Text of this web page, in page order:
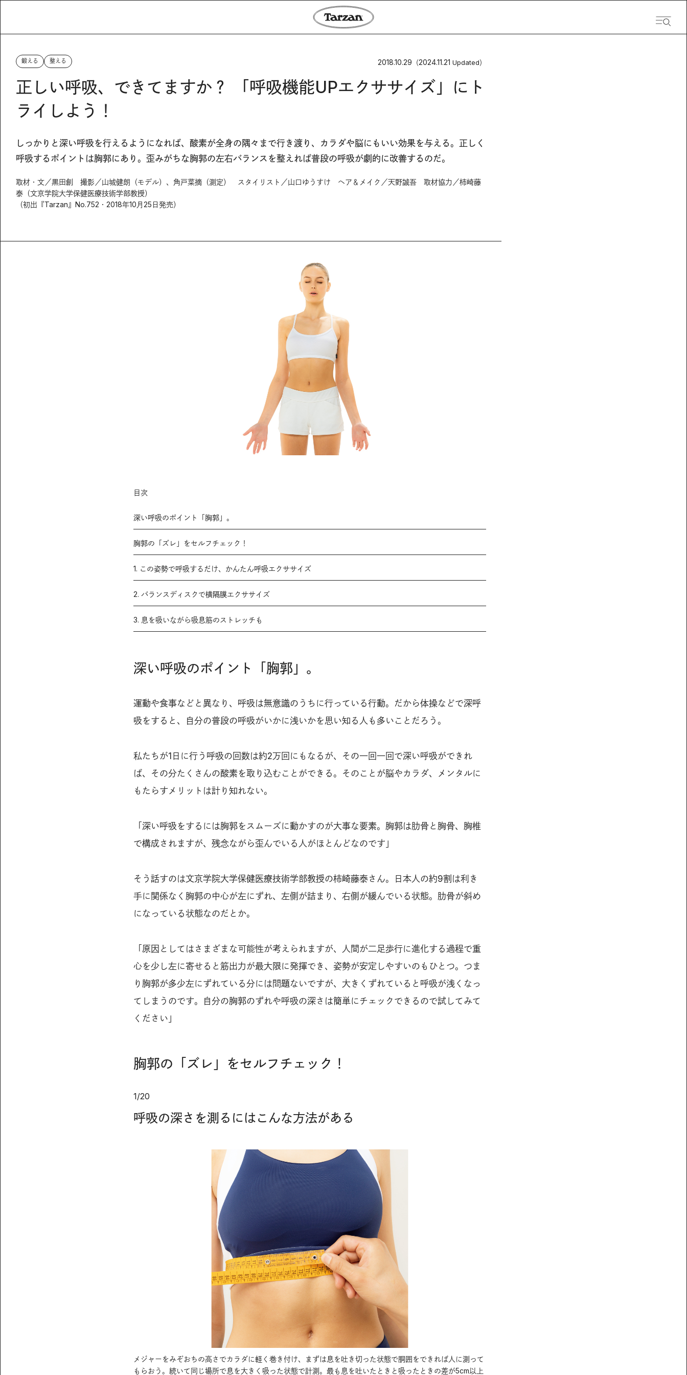
鍛える 整える 2018.10.29 （2024.11.21 Updated）
正しい呼吸、できてますか？ 「呼吸機能UPエクササイズ」にト
ライしよう！
しっかりと深い呼吸を行えるようになれば、酸素が全身の隅々まで行き渡り、カラダや脳にもいい効果を与える。正しく
呼吸するポイントは胸郭にあり。歪みがちな胸郭の左右バランスを整えれば普段の呼吸が劇的に改善するのだ。
取材・文／黒田創 撮影／山城健朗（モデル）、角戸菜摘（測定） スタイリスト／山口ゆうすけ ヘア＆メイク／天野誠吾 取材協力／柿崎藤
泰（文京学院大学保健医療技術学部教授）
（初出『Tarzan』No.752・2018年10月25日発売）
目次
深い呼吸のポイント「胸郭」。
胸郭の「ズレ」をセルフチェック！
1. この姿勢で呼吸するだけ、かんたん呼吸エクササイズ
2. バランスディスクで横隔膜エクササイズ
3. 息を吸いながら吸息筋のストレッチも
深い呼吸のポイント「胸郭」。
運動や食事などと異なり、呼吸は無意識のうちに行っている行動。だから体操などで深呼
吸をすると、自分の普段の呼吸がいかに浅いかを思い知る人も多いことだろう。
私たちが1日に行う呼吸の回数は約2万回にもなるが、その一回一回で深い呼吸ができれ
ば、その分たくさんの酸素を取り込むことができる。そのことが脳やカラダ、メンタルに
もたらすメリットは計り知れない。
「深い呼吸をするには胸郭をスムーズに動かすのが大事な要素。胸郭は肋骨と胸骨、胸椎
で構成されますが、残念ながら歪んでいる人がほとんどなのです」
そう話すのは文京学院大学保健医療技術学部教授の柿崎藤泰さん。日本人の約9割は利き
手に関係なく胸郭の中心が左にずれ、左側が詰まり、右側が緩んでいる状態。肋骨が斜め
になっている状態なのだとか。
「原因としてはさまざまな可能性が考えられますが、人間が二足歩行に進化する過程で重
心を少し左に寄せると筋出力が最大限に発揮でき、姿勢が安定しやすいのもひとつ。つま
り胸郭が多少左にずれている分には問題ないですが、大きくずれていると呼吸が浅くなっ
てしまうのです。自分の胸郭のずれや呼吸の深さは簡単にチェックできるので試してみて
ください」
胸郭の「ズレ」をセルフチェック！
1/20
呼吸の深さを測るにはこんな方法がある
メジャーをみぞおちの高さでカラダに軽く巻き付け、まずは息を吐き切った状態で胴囲をできれば人に測って
もらおう。続いて同じ場所で息を大きく吸った状態で計測。最も息を吐いたときと吸ったときの差が5cm以上